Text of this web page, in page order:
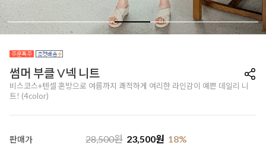
썸머 부클 V넥 니트
비스코스+텐셀 혼방으로 여름까지 쾌적하게 여리한 라인감이 예쁜 데일리 니
트! (4color)
판매가 28,500원 23,500원 18%